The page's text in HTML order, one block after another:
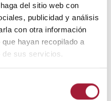
del sitio web con
publicidad y análisis
con otra información
hayan recopilado a
de sus servicios.